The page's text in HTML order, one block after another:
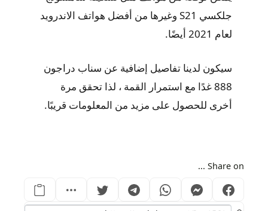
جلكسي S21 وغيرها من أفضل هواتف الاندرويد
لعام 2021 أيضًا.
سيكون لدينا تفاصيل إضافية عن سناب دراجون
888 غدًا مع استمرار القمة ، لذا تحقق مرة
أخرى للحصول على مزيد من المعلومات قريبًا.
Share on ...